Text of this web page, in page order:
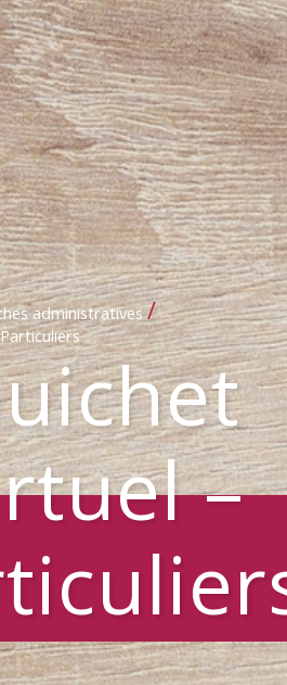
administratives /
–